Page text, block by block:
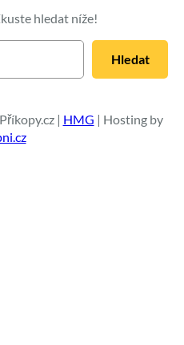
hledat níže!
e
a
t
Hledat
| HMG | Hosting by